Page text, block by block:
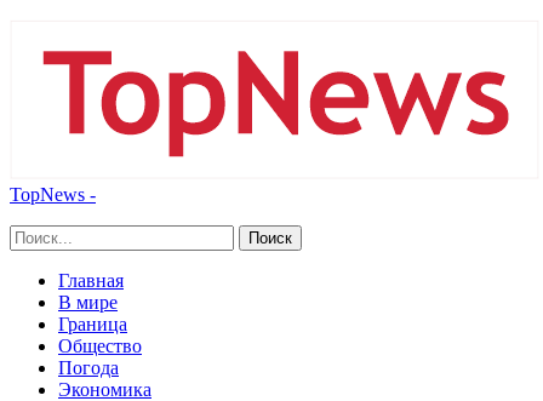
TopNews -
Главная
В мире
Граница
Общество
Погода
Экономика